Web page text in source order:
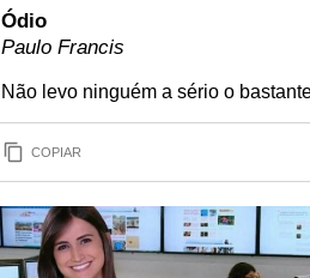
Ódio
Paulo Francis
Não levo ninguém a sério o
COPIAR